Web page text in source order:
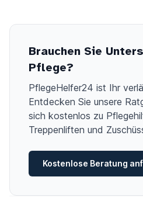
Brauchen Sie
Pflege?
PflegeHelfer24 ist Ihr
Entdecken Sie unsere
sich kostenlos zu
Treppenliften und
Kostenlose Beratung